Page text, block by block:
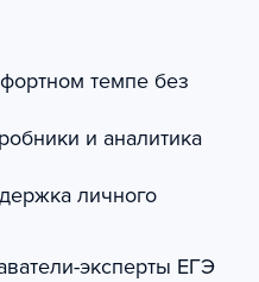
темпе без
и аналитика
личного
эксперты ЕГЭ